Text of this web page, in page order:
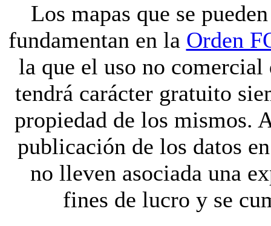
Los mapas que se
fundamentan en la Orden
la que el uso no
tendrá carácter gratuito
propiedad de los mismos.
publicación de los datos
no lleven asociada una
fines de lucro y se